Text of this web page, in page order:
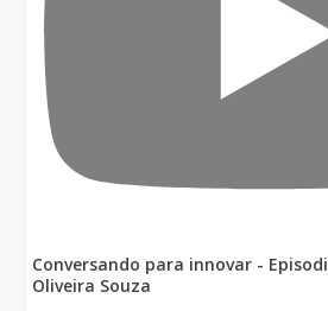
Conversando para innovar -
Oliveira Souza